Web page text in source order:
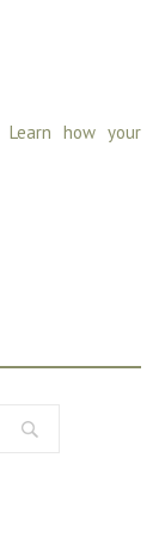
Learn how your